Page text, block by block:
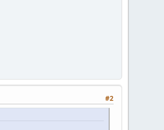
#2